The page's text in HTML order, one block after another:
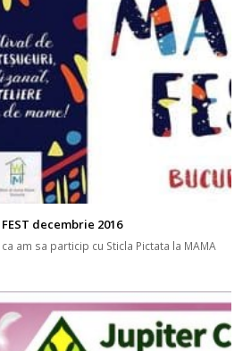
decembrie 2016
am sa particip cu Sticla Pictata la MAMA